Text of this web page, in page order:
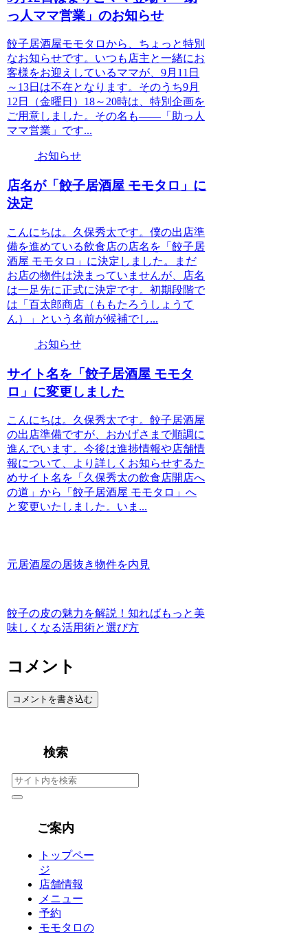
っ人ママ営業」のお知らせ
餃子居酒屋モモタロから、ちょっと特別
なお知らせです。いつも店主と一緒にお
客様をお迎えしているママが、9月11日
～13日は不在となります。そのうち9月
12日（金曜日）18～20時は、特別企画を
ご用意しました。その名も――「助っ人
ママ営業」です...
お知らせ
店名が「餃子居酒屋 モモタロ」に
決定
こんにちは。久保秀太です。僕の出店準
備を進めている飲食店の店名を「餃子居
酒屋 モモタロ」に決定しました。まだ
お店の物件は決まっていませんが、店名
は一足先に正式に決定です。初期段階で
は「百太郎商店（ももたろうしょうて
ん）」という名前が候補でし...
お知らせ
サイト名を「餃子居酒屋 モモタ
ロ」に変更しました
こんにちは。久保秀太です。餃子居酒屋
の出店準備ですが、おかげさまで順調に
進んでいます。今後は進捗情報や店舗情
報について、より詳しくお知らせするた
めサイト名を「久保秀太の飲食店開店へ
の道」から「餃子居酒屋 モモタロ」へ
と変更いたしました。いま...
元居酒屋の居抜き物件を内見
餃子の皮の魅力を解説！知ればもっと美
味しくなる活用術と選び方
コメント
コメントを書き込む
検索
ご案内
トップペー
ジ
店舗情報
メニュー
予約
モモタロの